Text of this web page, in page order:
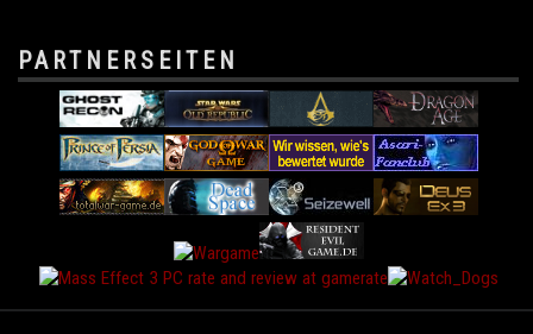
PARTNERSEITEN